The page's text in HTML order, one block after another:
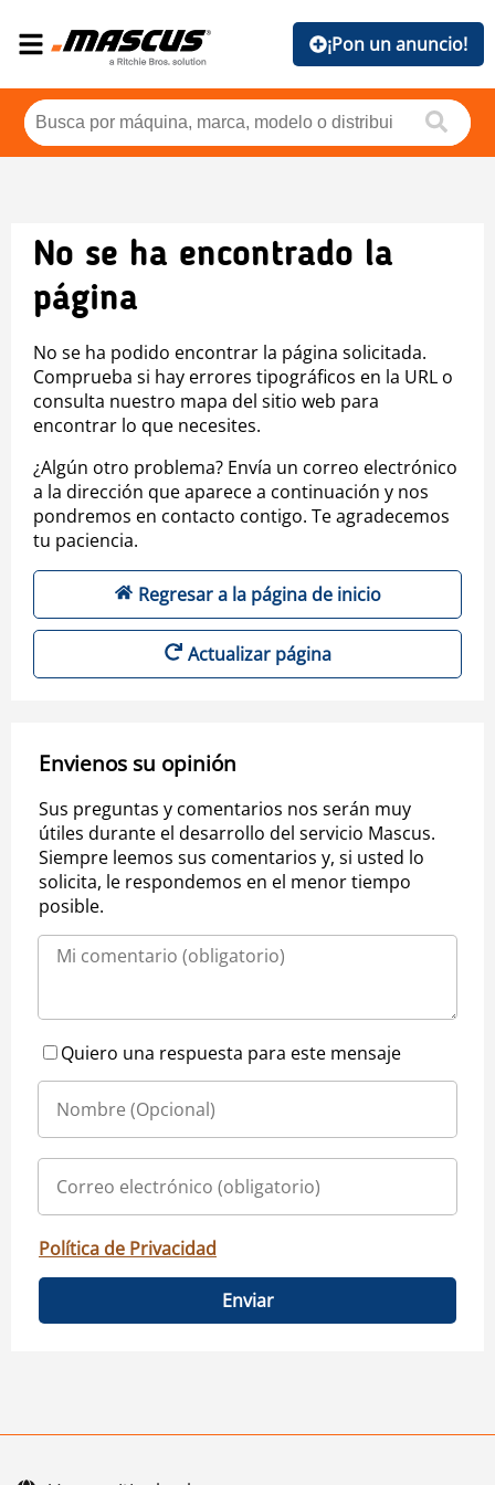
¡Pon un anuncio!
No se ha encontrado la
página
No se ha podido encontrar la página solicitada.
Comprueba si hay errores tipográficos en la URL o
consulta nuestro mapa del sitio web para
encontrar lo que necesites.
¿Algún otro problema? Envía un correo electrónico
a la dirección que aparece a continuación y nos
pondremos en contacto contigo. Te agradecemos
tu paciencia.
Regresar a la página de inicio
Actualizar página
Envienos su opinión
Sus preguntas y comentarios nos serán muy
útiles durante el desarrollo del servicio Mascus.
Siempre leemos sus comentarios y, si usted lo
solicita, le respondemos en el menor tiempo
posible.
Quiero una respuesta para este mensaje
Política de Privacidad
Enviar